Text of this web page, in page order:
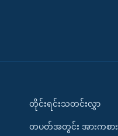
တိုင်းရင်းသတင်းလွှာ
တပတ်အတွင်း အားကစား